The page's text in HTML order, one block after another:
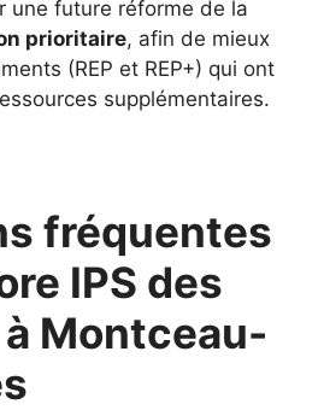
une future réforme de la
prioritaire, afin de mieux
(REP et REP+) qui ont
supplémentaires.
fréquentes
IPS des
Montceau-